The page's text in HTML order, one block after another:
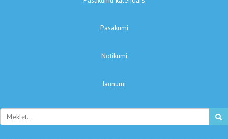
Pasākumi
Notikumi
Jaunumi